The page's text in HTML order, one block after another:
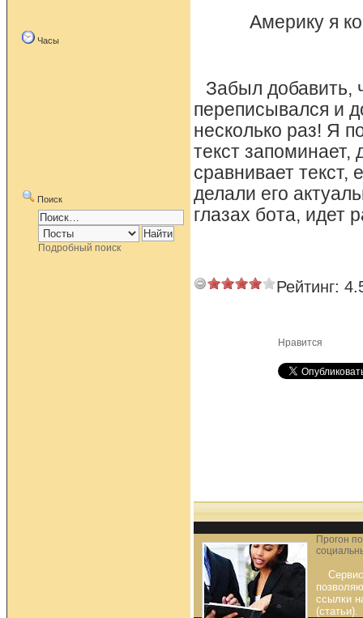
Часы
Поиск
Подробный поиск
Америку я
Забыл добавить,
переписывался и
несколько раз! Я
текст запоминает,
сравнивает текст,
делали его
глазах бота, идет
Рейтинг:
Нравится
Прогон
ссылки
(статьи).